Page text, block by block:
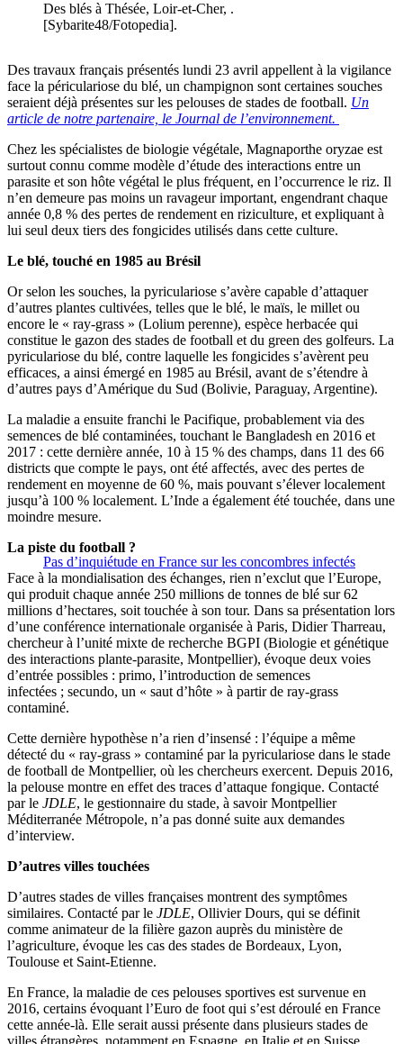
Des blés à Thésée, Loir-et-Cher, .
[Sybarite48/Fotopedia].
Des travaux français présentés lundi 23 avril appellent à la vigilance
face la périculariose du blé, un champignon sont certaines souches
seraient déjà présentes sur les pelouses de stades de football. Un
article de notre partenaire, le Journal de l’environnement.
Chez les spécialistes de biologie végétale, Magnaporthe oryzae est
surtout connu comme modèle d’étude des interactions entre un
parasite et son hôte végétal le plus fréquent, en l’occurrence le riz. Il
n’en demeure pas moins un ravageur important, engendrant chaque
année 0,8 % des pertes de rendement en riziculture, et expliquant à
lui seul deux tiers des fongicides utilisés dans cette culture.
Le blé, touché en 1985 au Brésil
Or selon les souches, la pyriculariose s’avère capable d’attaquer
d’autres plantes cultivées, telles que le blé, le maïs, le millet ou
encore le « ray-grass » (Lolium perenne), espèce herbacée qui
constitue le gazon des stades de football et du green des golfeurs. La
pyriculariose du blé, contre laquelle les fongicides s’avèrent peu
efficaces, a ainsi émergé en 1985 au Brésil, avant de s’étendre à
d’autres pays d’Amérique du Sud (Bolivie, Paraguay, Argentine).
La maladie a ensuite franchi le Pacifique, probablement via des
semences de blé contaminées, touchant le Bangladesh en 2016 et
2017 : cette dernière année, 10 à 15 % des champs, dans 11 des 66
districts que compte le pays, ont été affectés, avec des pertes de
rendement en moyenne de 60 %, mais pouvant s’élever localement
jusqu’à 100 % localement. L’Inde a également été touchée, dans une
moindre mesure.
Pas d’inquiétude en France sur les concombres infectés
La piste du football ?
Face à la mondialisation des échanges, rien n’exclut que l’Europe,
qui produit chaque année 250 millions de tonnes de blé sur 62
millions d’hectares, soit touchée à son tour. Dans sa présentation lors
d’une conférence internationale organisée à Paris, Didier Tharreau,
chercheur à l’unité mixte de recherche BGPI (Biologie et génétique
des interactions plante-parasite, Montpellier), évoque deux voies
d’entrée possibles : primo, l’introduction de semences
infectées ; secundo, un « saut d’hôte » à partir de ray-grass
contaminé.
Cette dernière hypothèse n’a rien d’insensé : l’équipe a même
détecté du « ray-grass » contaminé par la pyriculariose dans le stade
de football de Montpellier, où les chercheurs exercent. Depuis 2016,
la pelouse montre en effet des traces d’attaque fongique. Contacté
par le JDLE, le gestionnaire du stade, à savoir Montpellier
Méditerranée Métropole, n’a pas donné suite aux demandes
d’interview.
D’autres villes touchées
D’autres stades de villes françaises montrent des symptômes
similaires. Contacté par le JDLE, Ollivier Dours, qui se définit
comme animateur de la filière gazon auprès du ministère de
l’agriculture, évoque les cas des stades de Bordeaux, Lyon,
Toulouse et Saint-Etienne.
En France, la maladie de ces pelouses sportives est survenue en
2016, certains évoquant l’Euro de foot qui s’est déroulé en France
cette année-là. Elle serait aussi présente dans plusieurs stades de